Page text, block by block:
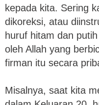
kepada kita. Sering
dikoreksi, atau
huruf hitam dan
oleh Allah yang
firman itu secara
Misalnya, saat kita